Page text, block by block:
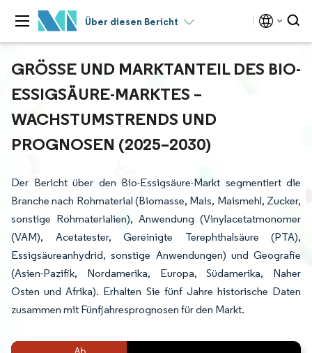
Über diesen Bericht
GRÖSSE UND MARKTANTEIL DES BIO-E
SSIGSÄURE-MARKTES – W
ACHSTUMSTRENDS UND P
ROGNOSEN (2025–2030)
Der Bericht über den Bio-Essigsäure-Markt segmentiert die
Branche nach Rohmaterial (Biomasse, Mais, Maismehl, Zucker,
sonstige Rohmaterialien), Anwendung (Vinylacetatmonomer
(VAM), Acetatester, Gereinigte Terephthalsäure (PTA),
Essigsäureanhydrid, sonstige Anwendungen) und Geografie
(Asien-Pazifik, Nordamerika, Europa, Südamerika, Naher
Osten und Afrika). Erhalten Sie fünf Jahre historische Daten
zusammen mit Fünfjahresprognosen für den Markt.